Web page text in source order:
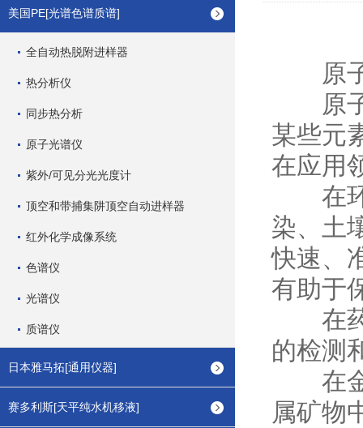
美国PE[光谱色谱质谱]
全自动热脱附进样器
热分析仪
同步热分析
原子光谱仪
紫外/可见分光光度计
顶空和带捕集阱顶空自动进样器
红外化学成像系统
色谱仪
光谱仪
质谱仪
日本雅马拓[通用仪器]
赛多利斯[天平纯水机移液]
原子
原子
某些元
在应用
在环
染、土
快速、
有助于
在药
的检测
在金
属矿物